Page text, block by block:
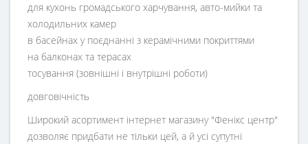
для кухонь громадського харчування, авто-мийки та
холодильних камер
в басейнах у поєднанні з керамічними покриттями
на балконах та терасах
тосування (зовнішні і внутрішні роботи)
довговічність
Широкий асортимент інтернет магазину "Фенікс центр"
дозволяє придбати не тільки цей, а й усі супутні